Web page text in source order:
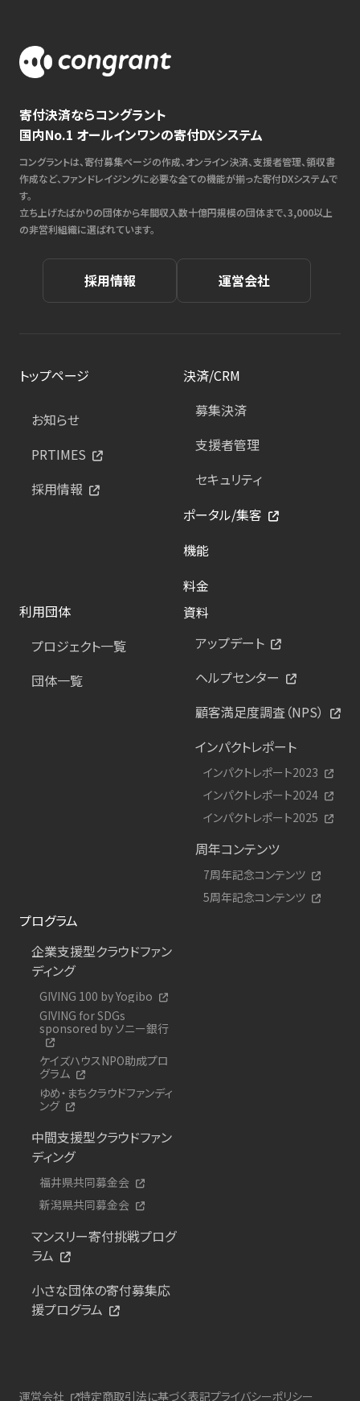
寄付決済ならコングラント
国内No.1 オールインワンの寄付DXシステム
コングラントは、寄付募集ページの作成、オンライン決済、支援者管理、領収書
作成など、ファンドレイジングに必要な全ての機能が揃った寄付DXシステムで
す。
立ち上げたばかりの団体から年間収入数十億円規模の団体まで、3,000以上
の非営利組織に選ばれています。
採用情報 運営会社
トップページ
お知らせ
PRTIMES
採用情報
決済/CRM
募集決済
支援者管理
セキュリティ
ポータル/集客
機能
料金
利用団体
プロジェクト一覧
団体一覧
資料
アップデート
ヘルプセンター
顧客満足度調査（NPS）
インパクトレポート
インパクトレポート2023
インパクトレポート2024
インパクトレポート2025
周年コンテンツ
7周年記念コンテンツ
5周年記念コンテンツ
プログラム
企業支援型クラウドファン
ディング
GIVING 100 by Yogibo
GIVING for SDGs
sponsored by ソニー銀行
ケイズハウスNPO助成プロ
グラム
ゆめ・まちクラウドファンディ
ング
中間支援型クラウドファン
ディング
福井県共同募金会
新潟県共同募金会
マンスリー寄付挑戦プログ
ラム
小さな団体の寄付募集応
援プログラム
運営会社 特定商取引法に基づく表記プライバシーポリシー